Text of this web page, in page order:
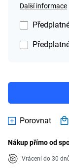
Další informace
Porovnat
Nákup přímo od
Vrácení do 30